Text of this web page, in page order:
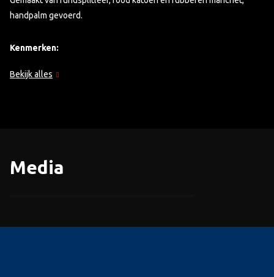
handpalm gevoerd.
Kenmerken:
Uitgevoerd in Rundsplitleder
Bekijk alles
Media